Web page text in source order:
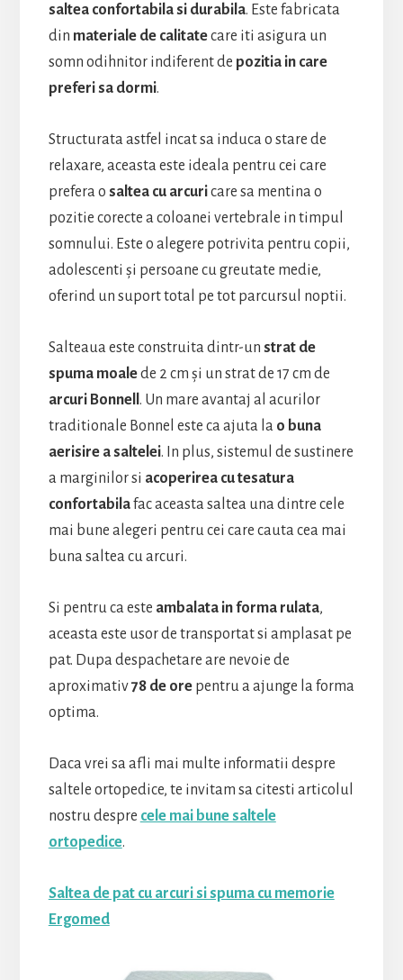
saltea confortabila si durabila. Este fabricata
din materiale de calitatecare iti asigura un
somn odihnitor indiferent de pozitia in care
preferi sa dormi.
Structurata astfel incat sa induca o stare de
relaxare, aceasta este ideala pentru cei care
prefera o saltea cu arcuricare sa mentina o
pozitie corecte a coloanei vertebrale in timpul
somnului. Este o alegere potrivita pentru copii,
adolescenti și persoane cu greutate medie,
oferind un suport total pe tot parcursul noptii.
Salteaua este construita dintr-un strat de
spuma moalede 2 cm și un strat de 17 cm de
arcuri Bonnell . Un mare avantaj al acurilor
traditionale Bonnel este ca ajuta la o buna
aerisire a saltelei. In plus, sistemul de sustinere
a marginilor si acoperirea cu tesatura
confortabilafac aceasta saltea una dintre cele
mai bune alegeri pentru cei care cauta cea mai
buna saltea cu arcuri.
Si pentru ca este ambalata in forma rulata,
aceasta este usor de transportat si amplasat pe
pat. Dupa despachetare are nevoie de
aproximativ78 de ore pentru a ajunge la forma
optima.
Daca vrei sa afli mai multe informatii despre
saltele ortopedice, te invitam sa citesti articolul
nostru despre cele mai bune saltele
ortopedice.
Saltea de pat cu arcuri si spuma cu memorie
Ergomed